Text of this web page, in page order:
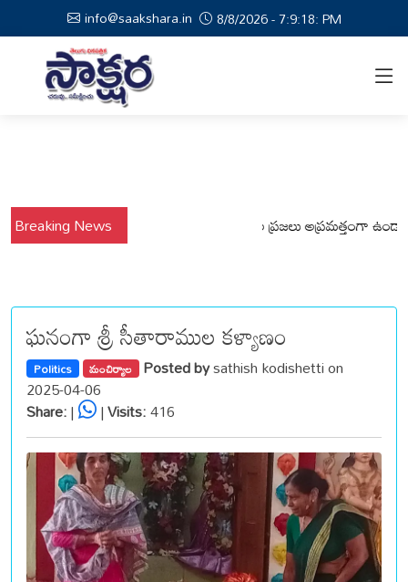
info@saakshara.in 8/8/2026 - 7:9:19: PM
Breaking News
నేపథ్యంలో కోటపల్లి, వేమనపల్లి మండలాల ప్రజలు అప్రమత్తంగా ఉండాలి
ఘనంగా శ్రీ సీతారాముల కళ్యాణం
Politics మంచిర్యాల Posted bysathish kodishetti on
2025-04-06
Share:| |Visits:416